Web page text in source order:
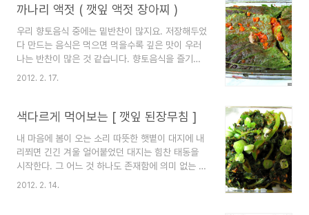
마음 때문입니다.오늘은 미나리 한..
다양하지만 세계 어느 나라의 말로 이런 깊고 깊은
표현할 수 있는 글이 없을 것 같다는 개인적인 생각
입니다. ! 눈에 넣어도 안 아프다는 말! 최고의 사랑
표현이라는 생각입니다. 지난 구정에 딸의 선물 반
건시를 냉동 보관해뒀는데 오늘 샐러드를 만들어 먹
수..
까나리 액젓 ( 깻잎 액젓 장아찌 )
우리 향토음식 중에는 밑반찬이 많지요. 저장해두었
다 만드는 음식은 먹으면 먹을수록 깊은 맛이 우러
나는 반찬이 많은 것 같습니다. 향토음식을 즐기는
사람은 깊은 맛이라고 감탄하고 제 아들같이 아직
맛 ! 오늘은 그 맛을 즐겨보려고 무청 시래기를 넣고
다 보니 나도 모르게 조상의 얼과 호호호 우리 민족
의 지혜로움과 고유한 우리 반찬에 감탄했답니다.
작년에는 깻잎 장아찌를 담지 않아 아쉬운 마음을
가지고 있었답니다. 마침 깻잎 할인행사를 하기에
2012. 2. 17.
색다르게 먹어보는 [ 깻잎 된장무침 ]
내 마음에 봄이 오는 소리 따뜻한 햇볕이 대지에 내
리쬐면 긴긴 겨울 얼어붙었던 대지는 힘찬 태동을
시작한다. 그 어느 것 하나도 존재함에 의미 없는 것
은 없다고 누군가 말했다. 의미가 담기어진 것이기
2012. 2. 14.